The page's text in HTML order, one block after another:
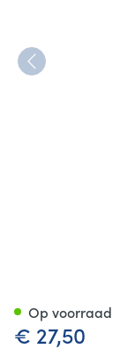
€ 27,50
Op voorraad